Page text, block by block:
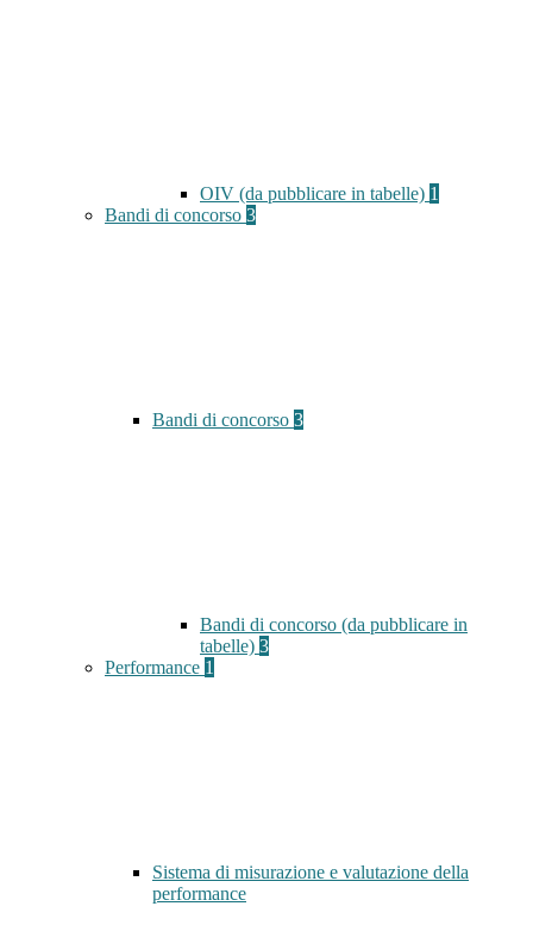
OIV (da pubblicare in tabelle) 1
Bandi di concorso 3
Bandi di concorso 3
Bandi di concorso (da pubblicare in
tabelle) 3
Performance 1
Sistema di misurazione e valutazione della
performance